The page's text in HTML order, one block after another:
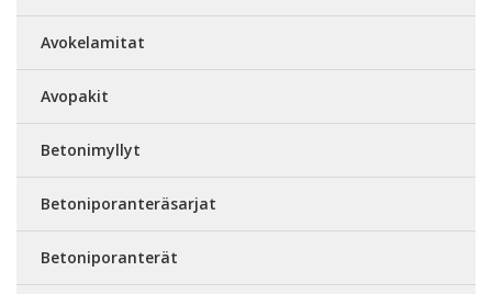
Avokelamitat
Avopakit
Betonimyllyt
Betoniporanteräsarjat
Betoniporanterät